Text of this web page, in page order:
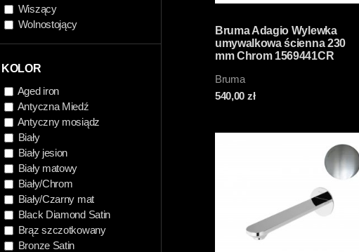
Wiszący
Wolnostojący
KOLOR
Aged iron
Antyczna Miedź
Antyczny mosiądz
Biały
Biały jesion
Biały matowy
Biały/Chrom
Biały/Czarny mat
Black Diamond Satin
Brąz szczotkowany
Bronze Satin
Bruma Adagio Wylewka
umywalkowa ścienna 230
mm Chrom 1569441CR
Bruma
540,00 zł